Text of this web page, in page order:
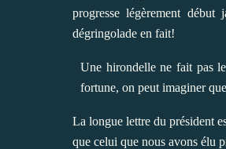
progresse légèrement
dégringolade en fait!
Une hirondelle ne fait pas
fortune, on peut imaginer
La longue lettre du président
que celui que nous avons élu